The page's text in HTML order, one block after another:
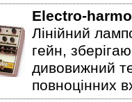
Electro-
Лінійний
гейн,
дивовижний
повноцінних